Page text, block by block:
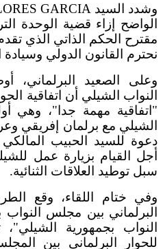
الواضح إزاء قضية الوحدة
مقترح الحكم الذاتي الذي
نحترم القانون الدولي
وعلى الصعيد
النواب الشيلي أن اتفاقية
"اتفاقية مهمة جدا"، وهي
الشيلي مع برلمان إفريقي
دعوة للسيد الحبيب
أجل القيام بزيارة عمل
سبل توطيد العلاقات الثنائية.
وفي ختام اللقاء، وقع
البرلماني بين مجلس النواب
النواب بجمهورية
للحوار البرلماني بين